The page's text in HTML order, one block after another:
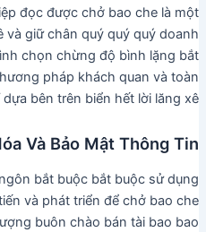
đọc được chở bao che là một
và giữ chân quý quý quý doanh
chọn chừng độ bình lặng bắt
pháp khách quan và toàn
bên trên biển hết lời lăng xê.
Và Bảo Mật Thông Tin
bắt buộc bắt buộc sử dụng
và phát triển để chở bao che
buôn chào bán tài bao bao